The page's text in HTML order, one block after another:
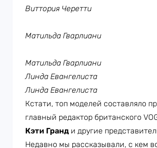
Виттория Черетти
Матильда Гварлиани
Матильда Гварлиани
Линда Евангелиста
Линда Евангелиста
Кстати, топ моделей составляло
главный редактор британского
Кэти Гранд и другие
Недавно мы рассказывали, с кем